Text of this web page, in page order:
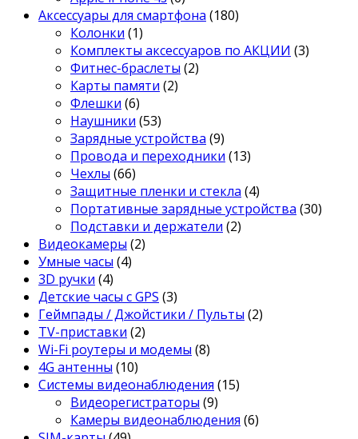
Аксессуары для смартфона (180)
Колонки (1)
Комплекты аксессуаров по АКЦИИ (3)
Фитнес-браслеты (2)
Карты памяти (2)
Флешки (6)
Наушники (53)
Зарядные устройства (9)
Провода и переходники (13)
Чехлы (66)
Защитные пленки и стекла (4)
Портативные зарядные устройства (30)
Подставки и держатели (2)
Видеокамеры (2)
Умные часы (4)
3D ручки (4)
Детские часы с GPS (3)
Геймпады / Джойстики / Пульты (2)
TV-приставки (2)
Wi-Fi роутеры и модемы (8)
4G антенны (10)
Системы видеонаблюдения (15)
Видеорегистраторы (9)
Камеры видеонаблюдения (6)